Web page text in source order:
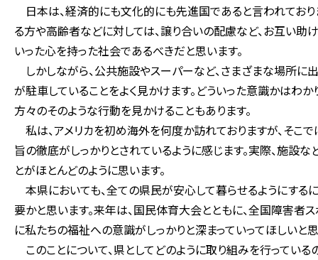
日本は、経済的にも文化的にも先進国であると言われており
る方や高齢者などに対しては、譲り合いの配慮など、お互い助
いった心を持った社会であるべきだと思います。
しかしながら、公共施設やスーパーなど、さまざまな場所
が駐車していることをよく見かけます。どういった意識かはわ
方々のそのような行動を見かけることもあります。
私は、アメリカを初め海外を何度か訪れておりますが、そこ
旨の徹底がしっかりとされているように感じます。実際、施
とがほとんどのように思います。
本県においても、全ての県民が安心して暮らせるようにする
要かと思います。来年は、国民体育大会とともに、全国障害者
に私たちの福祉への意識がしっかりと深まっていってほしいと思
このことについて、県としてどのように取り組みを行ってい